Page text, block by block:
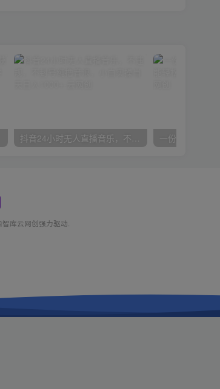
抖音24小时无人直播音乐，不违规，不封号纯撸音浪，小白实操当天日入1000+
智库云网创强力驱动.